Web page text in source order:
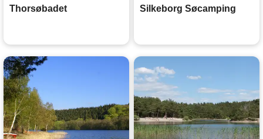
Thorsøbadet Silkeborg Søcamping